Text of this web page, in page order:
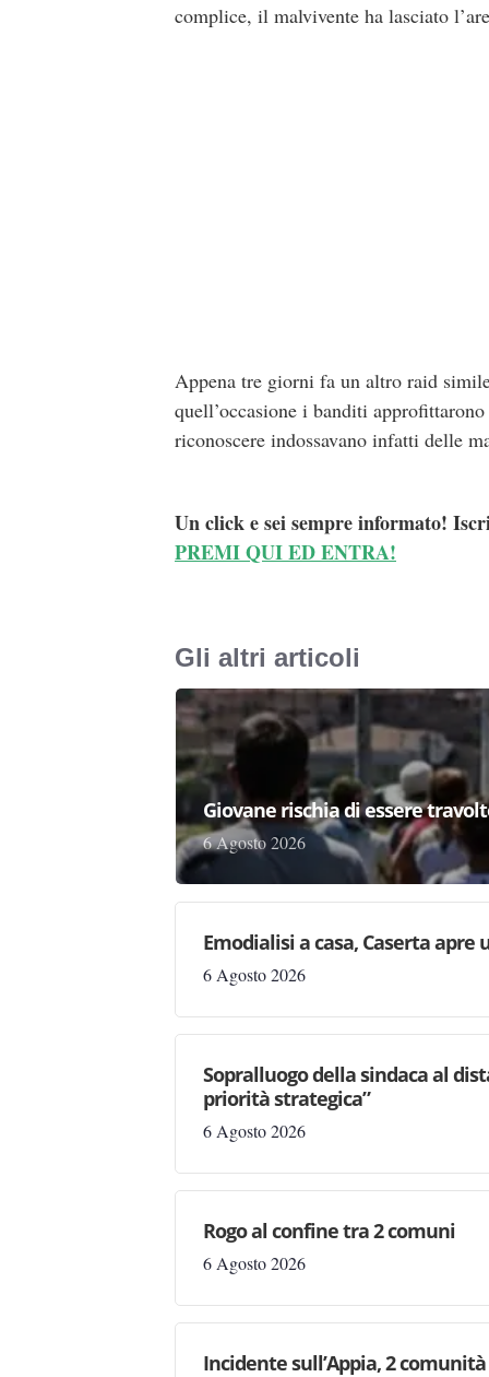
complice, il malvivente ha lasciato
Appena tre giorni fa un altro raid
quell’occasione i banditi
riconoscere indossavano infatti delle
Un click e sei sempre informato!
PREMI QUI ED ENTRA!
Gli altri articoli
Giovane rischia di essere
6 Agosto 2026
Emodialisi a casa, Caserta apre
6 Agosto 2026
Sopralluogo della sindaca al
priorità strategica”
6 Agosto 2026
Rogo al confine tra 2 comuni
6 Agosto 2026
Incidente sull’Appia, 2